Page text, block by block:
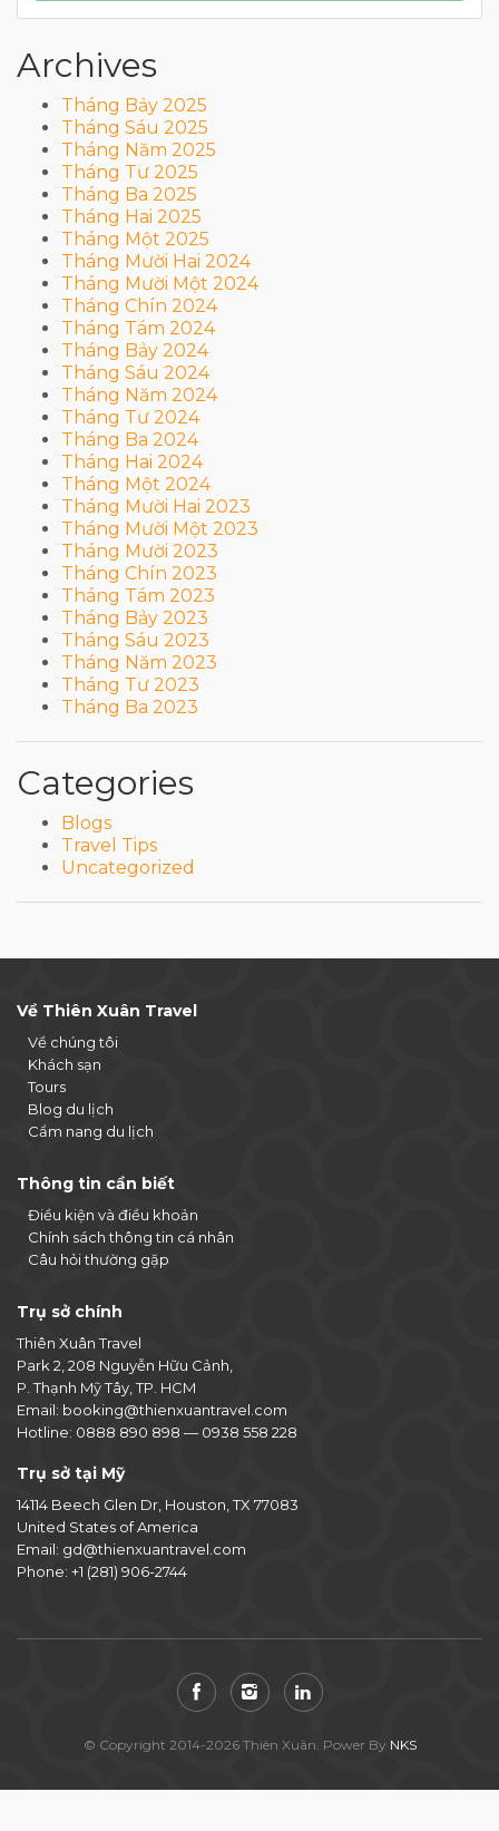
Archives
Tháng Bảy 2025
Tháng Sáu 2025
Tháng Năm 2025
Tháng Tư 2025
Tháng Ba 2025
Tháng Hai 2025
Tháng Một 2025
Tháng Mười Hai 2024
Tháng Mười Một 2024
Tháng Chín 2024
Tháng Tám 2024
Tháng Bảy 2024
Tháng Sáu 2024
Tháng Năm 2024
Tháng Tư 2024
Tháng Ba 2024
Tháng Hai 2024
Tháng Một 2024
Tháng Mười Hai 2023
Tháng Mười Một 2023
Tháng Mười 2023
Tháng Chín 2023
Tháng Tám 2023
Tháng Bảy 2023
Tháng Sáu 2023
Tháng Năm 2023
Tháng Tư 2023
Tháng Ba 2023
Categories
Blogs
Travel Tips
Uncategorized
Về Thiên Xuân Travel
Về chúng tôi
Khách sạn
Tours
Blog du lịch
Cẩm nang du lịch
Thông tin cần biết
Điều kiện và điều khoản
Chính sách thông tin cá nhân
Câu hỏi thường gặp
Trụ sở chính
Thiên Xuân Travel
Park 2, 208 Nguyễn Hữu Cảnh,
P. Thạnh Mỹ Tây, TP. HCM
Email: booking@thienxuantravel.com
Hotline: 0888 890 898 — 0938 558 228
Trụ sở tại Mỹ
14114 Beech Glen Dr, Houston, TX 77083
United States of America
Email: gd@thienxuantravel.com
Phone: +1 (281) 906-2744
© Copyright 2014-2026 Thiên Xuân. Power By NKS